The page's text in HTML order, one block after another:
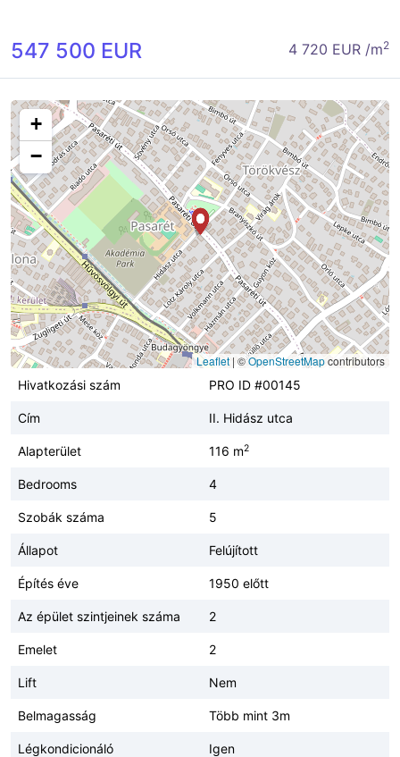
547 500 EUR 4 720 EUR /m2
+
−
Leaflet | ©OpenStreetMapcontributors
Hivatkozási szám
PRO ID #00145
Cím II. Hidász utca
Alapterület 116 m2
Bedrooms 4
Szobák száma 5
Állapot Felújított
Építés éve 1950 előtt
Az épület szintjeinek száma 2
Emelet 2
Lift Nem
Belmagasság Több mint 3m
Légkondicionáló Igen